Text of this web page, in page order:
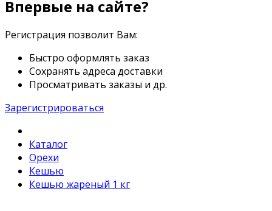
Впервые на сайте?
Регистрация позволит Вам:
Быстро оформлять заказ
Сохранять адреса доставки
Просматривать заказы и др.
Зарегистрироваться
Каталог
Орехи
Кешью
Кешью жареный 1 кг